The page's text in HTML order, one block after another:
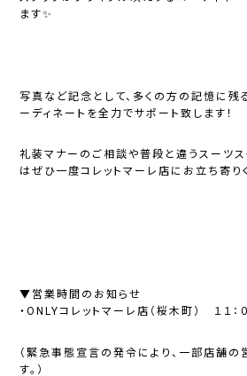
ます✨
写真など記念として、多くの方の記憶に残
ーディネートを全力でサポート致します！
礼装マナーのご相談や普段と違うスーツ
はぜひ一度コレットマーレ店にお立ち寄
▼営業時間のお知らせ
・ONLYコレットマーレ店（桜木町） １１：０
（緊急事態宣言の発令により、一部店舗の
す。）